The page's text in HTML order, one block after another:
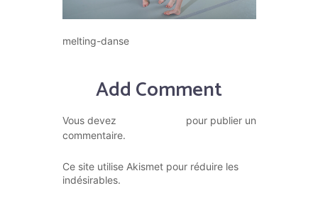
melting-danse
Add Comment
Vous devez
pour publier un
commentaire.
Ce site utilise Akismet pour réduire les
indésirables.